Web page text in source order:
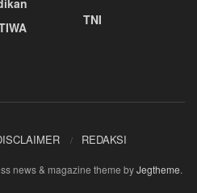
TNI
REDAKSI
news & magazine theme byJegtheme.